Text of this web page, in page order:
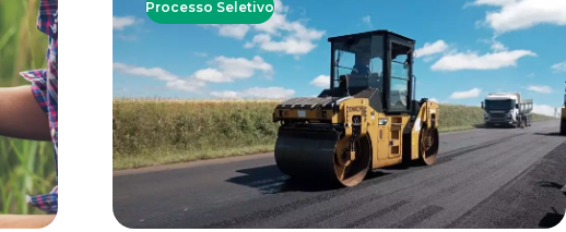
Processo Seletivo